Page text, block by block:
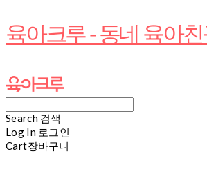
육아크루 - 동네 육아친
Search 검색
Log In 로그인
Cart장바구니